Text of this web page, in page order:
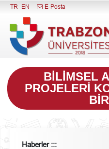
Menüyü Kapat
TR EN E-Posta
BILIMSEL
PROJELERI
Haberler :::